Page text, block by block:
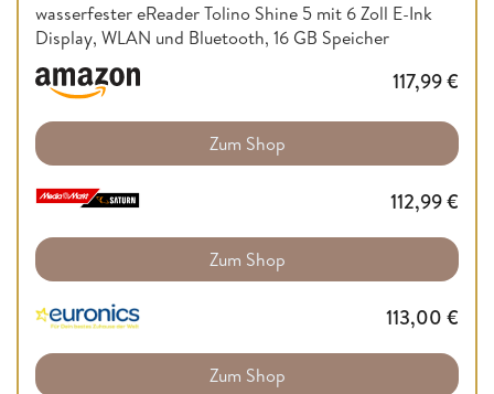
wasserfester eReader Tolino Shine 5 mit 6 Zoll E-Ink
Display, WLAN und Bluetooth, 16 GB Speicher
117,99€
Zum Shop
112,99€
Zum Shop
113,00 €
Zum Shop